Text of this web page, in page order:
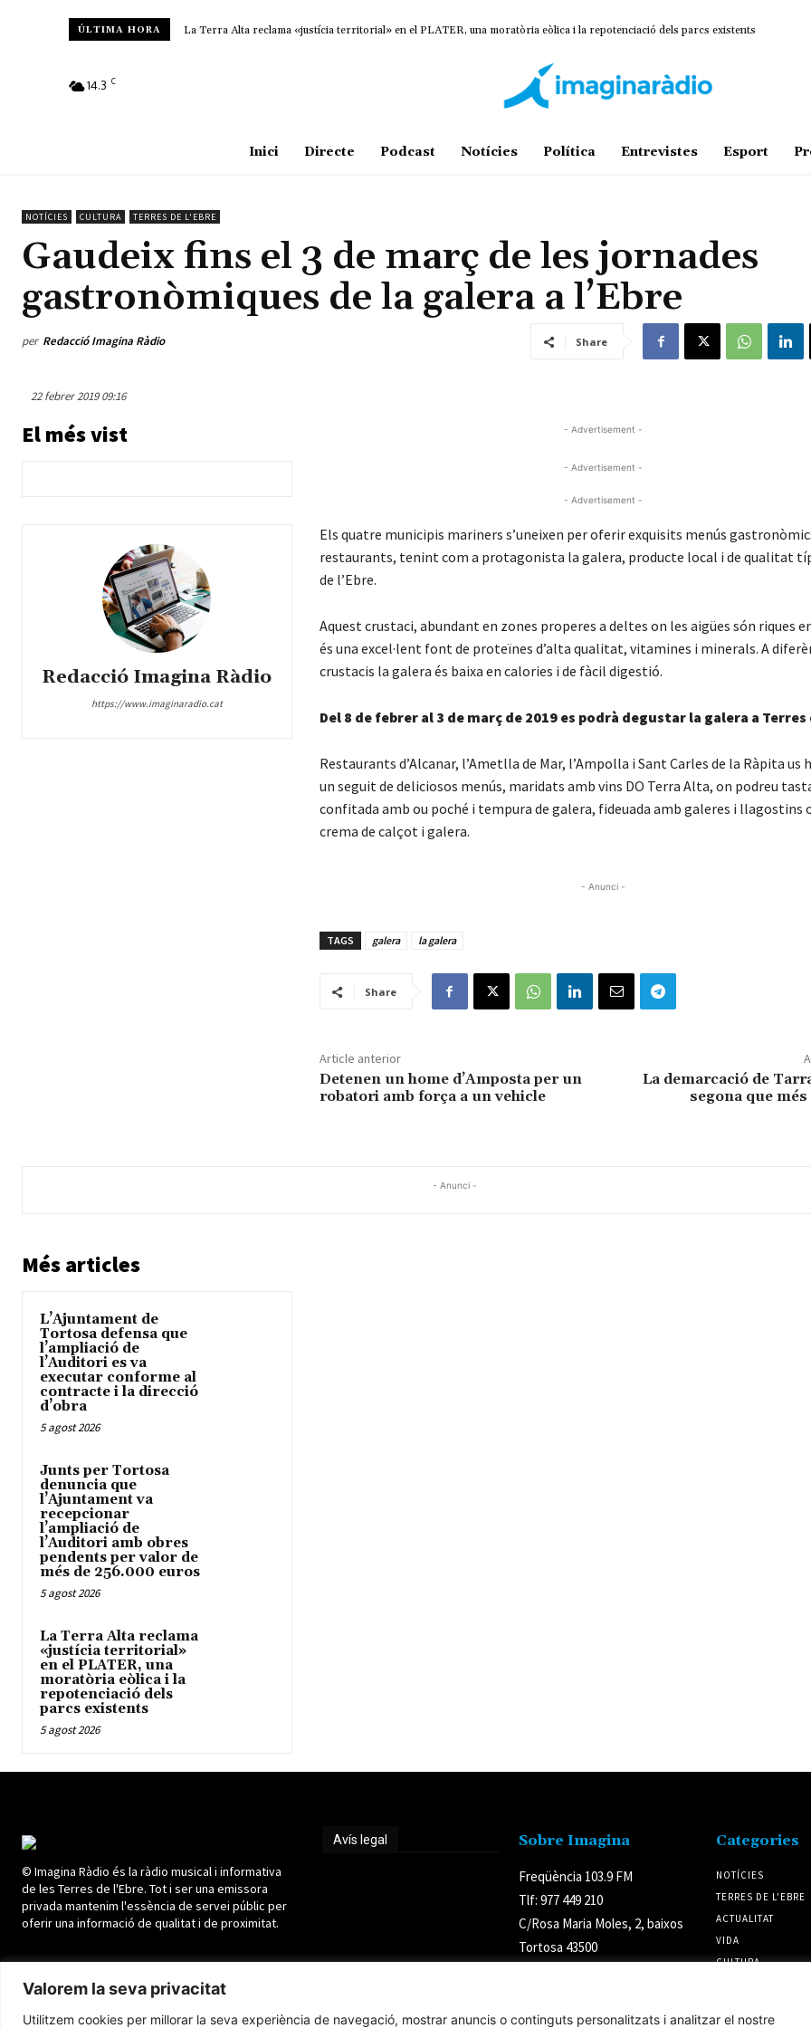
Valorem la seva privacitat
Utilitzem cookies per millorar la seva experiència de navegació, mostrar anuncis o continguts personalitzats i analitzar el nostre
ÚLTIMA HORA La Terra Alta reclama «justícia territorial» en el PLATER, una moratòria eòlica i la repotenciació dels parcs existents
14.3 C
Inici Directe Podcast Notícies Política Entrevistes Esport
NOTÍCIES CULTURA TERRES DE L'EBRE
Gaudeix fins el 3 de març de les jornades
gastronòmiques de la galera a l’Ebre
per Redacció Imagina Ràdio Share
22 febrer 2019 09:16
El més vist
Redacció Imagina Ràdio
https://www.imaginaradio.cat
- Advertisement -
- Advertisement -
- Advertisement -
Els quatre municipis mariners s’uneixen per oferir exquisits menús
restaurants, tenint com a protagonista la galera, producte local i de qualitat
de l’Ebre.
Aquest crustaci, abundant en zones properes a deltes on les aigües són riques
és una excel·lent font de proteïnes d’alta qualitat, vitamines i minerals. A
crustacis la galera és baixa en calories i de fàcil digestió.
Del 8 de febrer al 3 de març de 2019 es podrà degustar la galera a Terres
Restaurants d’Alcanar, l’Ametlla de Mar, l’Ampolla i Sant Carles de la Ràpita us
un seguit de deliciosos menús, maridats amb vins DO Terra Alta, on podreu
confitada amb ou poché i tempura de galera, fideuada amb galeres i llagostins
crema de calçot i galera.
- Anunci -
TAGS galera la galera
Share
Article anterior
Detenen un home d’Amposta per un
robatori amb força a un vehicle
La demarcació de
segona que
- Anunci -
Més articles
L’Ajuntament de
Tortosa defensa que
l’ampliació de
l’Auditori es va
executar conforme al
contracte i la direcció
d’obra
5 agost 2026
Junts per Tortosa
denuncia que
l’Ajuntament va
recepcionar
l’ampliació de
l’Auditori amb obres
pendents per valor de
més de 256.000 euros
5 agost 2026
La Terra Alta reclama
«justícia territorial»
en el PLATER, una
moratòria eòlica i la
repotenciació dels
parcs existents
5 agost 2026
© Imagina Ràdio és la ràdio musical i informativa
de les Terres de l'Ebre. Tot i ser una emissora
privada mantenim l'essència de servei públic per
oferir una informació de qualitat i de proximitat.
Avís legal Sobre Imagina
Freqüència 103.9 FM
Tlf: 977 449 210
C/Rosa Maria Moles, 2, baixos
Tortosa 43500
Categories
NOTÍCIES
TERRES DE L'EBRE
ACTUALITAT
VIDA
CULTURA